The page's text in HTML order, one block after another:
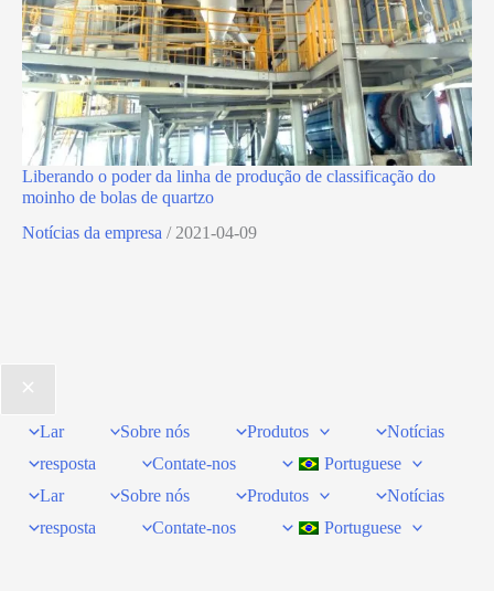
Liberando o poder da linha de produção de classificação do
moinho de bolas de quartzo
Notícias da empresa / 2021-04-09
Lar Sobre nós Produtos
Notícias
resposta
Contate-nos
Portuguese
Lar
Sobre nós Produtos
Notícias
resposta
Contate-nos Portuguese